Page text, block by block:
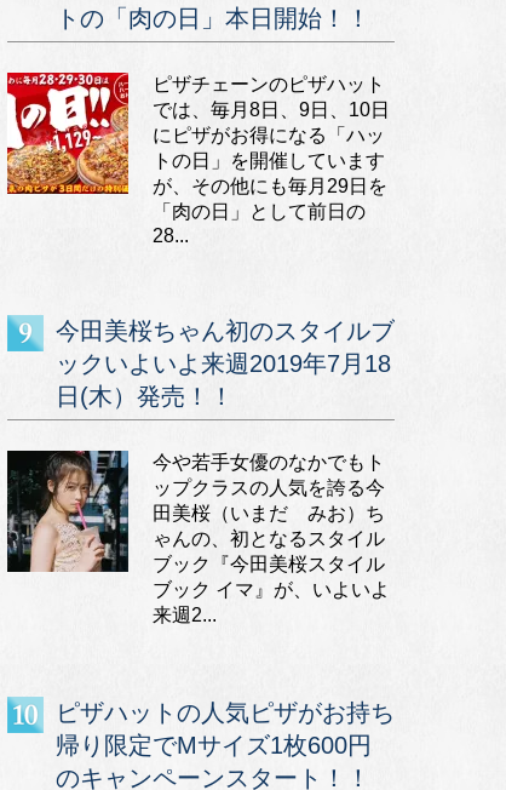
トの「肉の日」本日開始！！
ピザチェーンのピザハット
では、毎月8日、9日、10日
にピザがお得になる「ハッ
トの日」を開催しています
が、その他にも毎月29日を
「肉の日」として前日の
28...
今田美桜ちゃん初のスタイルブ
ックいよいよ来週2019年7月18
日(木）発売！！
今や若手女優のなかでもト
ップクラスの人気を誇る今
田美桜（いまだ みお）ち
ゃんの、初となるスタイル
ブック『今田美桜スタイル
ブック イマ』が、いよいよ
来週2...
ピザハットの人気ピザがお持ち
帰り限定でMサイズ1枚600円
のキャンペーンスタート！！